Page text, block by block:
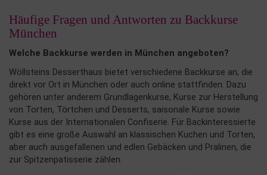
Häufige Fragen und Antworten zu Backkurse
München
Welche Backkurse werden in München angeboten?
Wöllsteins Desserthaus bietet verschiedene Backkurse an, die
direkt vor Ort in München oder auch online stattfinden. Dazu
gehören unter anderem Grundlagenkurse, Kurse zur Herstellung
von Torten, Törtchen und Desserts, saisonale Kurse sowie
Kurse aus der Internationalen Confiserie. Für Backinteressierte
gibt es eine große Auswahl an klassischen Kuchen und Torten,
aber auch ausgefallenen und edlen Gebäcken und Pralinen, die
zur Spitzenpatisserie zählen.